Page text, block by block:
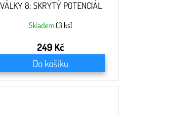
VÁLKY 8: SKRYTÝ POTENCIÁL
Skladem (3 ks)
249 Kč
Do košíku